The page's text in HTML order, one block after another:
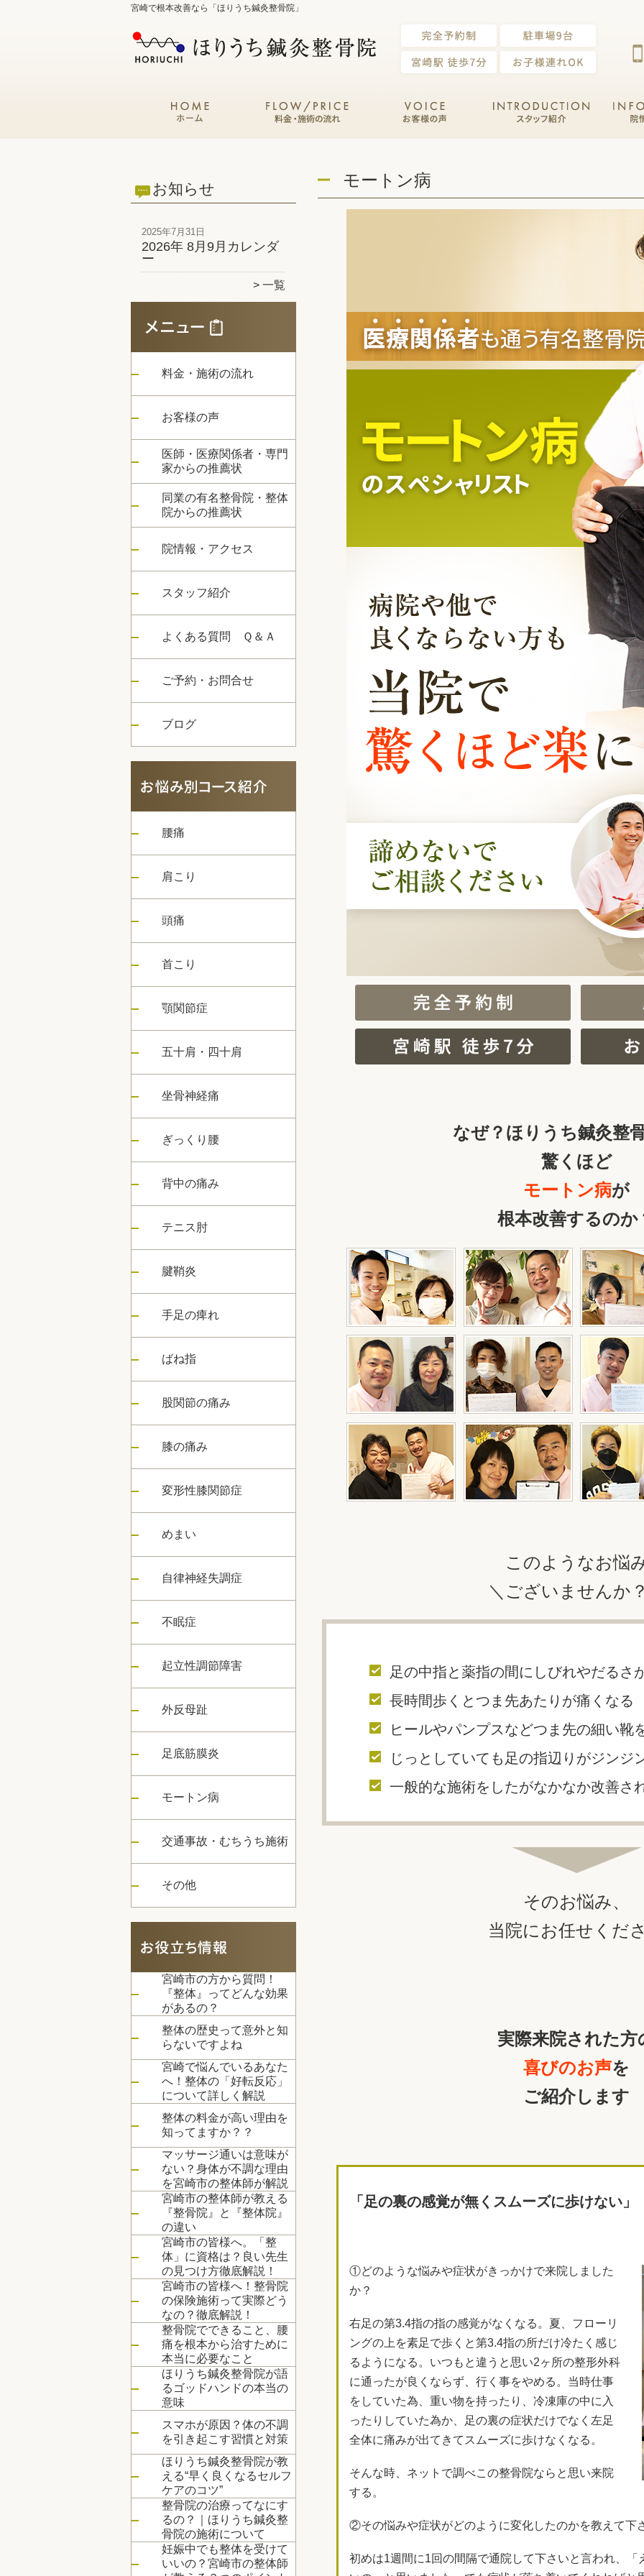
宮崎で根本改善なら「ほりうち鍼灸整骨院」
お知らせ
2025年7月31日
2026年 8月9月カレンダ
ー
一覧
料金・施術の流れ
お客様の声
医師・医療関係者・専門
家からの推薦状
同業の有名整骨院・整体
院からの推薦状
院情報・アクセス
スタッフ紹介
よくある質問 Ｑ＆Ａ
ご予約・お問合せ
ブログ
腰痛
肩こり
頭痛
首こり
顎関節症
五十肩・四十肩
坐骨神経痛
ぎっくり腰
背中の痛み
テニス肘
腱鞘炎
手足の痺れ
ばね指
股関節の痛み
膝の痛み
変形性膝関節症
めまい
自律神経失調症
不眠症
起立性調節障害
外反母趾
足底筋膜炎
モートン病
交通事故・むちうち施術
その他
宮崎市の方から質問！
『整体』ってどんな効果
があるの？
整体の歴史って意外と知
らないですよね
宮崎で悩んでいるあなた
へ！整体の「好転反応」
について詳しく解説
整体の料金が高い理由を
知ってますか？？
マッサージ通いは意味が
ない？身体が不調な理由
を宮崎市の整体師が解説
宮崎市の整体師が教える
『整骨院』と『整体院』
の違い
宮崎市の皆様へ。「整
体」に資格は？良い先生
の見つけ方徹底解説！
宮崎市の皆様へ！整骨院
の保険施術って実際どう
なの？徹底解説！
整骨院でできること、腰
痛を根本から治すために
本当に必要なこと
ほりうち鍼灸整骨院が語
るゴッドハンドの本当の
意味
スマホが原因？体の不調
を引き起こす習慣と対策
ほりうち鍼灸整骨院が教
える“早く良くなるセルフ
ケアのコツ”
整骨院の治療ってなにす
るの？｜ほりうち鍼灸整
骨院の施術について
妊娠中でも整体を受けて
いいの？宮崎市の整体師
モートン病
なぜ？ほりうち鍼灸整
驚くほど
モートン病が
根本改善するのか
このようなお悩
＼ございませんか
足の中指と薬指の間にしびれやだるさ
長時間歩くとつま先あたりが痛くなる
ヒールやパンプスなどつま先の細い靴
じっとしていても足の指辺りがジンジ
一般的な施術をしたがなかなか改善さ
そのお悩み、
当院にお任せくだ
実際来院された方
喜びのお声を
ご紹介します
「足の裏の感覚が無くスムーズに歩けない」
①どのような悩みや症状がきっかけで来院しました
か？
右足の第3.4指の指の感覚がなくなる。夏、フローリ
ングの上を素足で歩くと第3.4指の所だけ冷たく感じ
るようになる。いつもと違うと思い2ヶ所の整形外科
に通ったが良くならず、行く事をやめる。当時仕事
をしていた為、重い物を持ったり、冷凍庫の中に入
ったりしていた為か、足の裏の症状だけでなく左足
全体に痛みが出てきてスムーズに歩けなくなる。
そんな時、ネットで調べこの整骨院ならと思い来院
する。
②その悩みや症状がどのように変化したのかを教えて下
初めは1週間に1回の間隔で通院して下さいと言われ、「